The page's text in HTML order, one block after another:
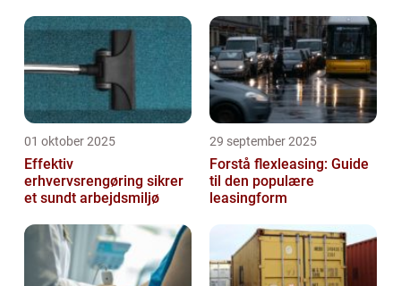
01 oktober 2025
Effektiv
erhvervsrengøring sikrer
et sundt arbejdsmiljø
29 september 2025
Forstå flexleasing: Guide
til den populære
leasingform